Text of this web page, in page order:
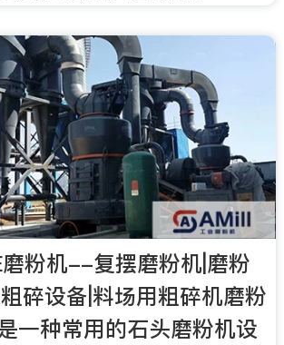
磨粉机--复摆磨粉机|磨粉
碎设备|料场用粗碎机磨粉
一种常用的石头磨粉机设